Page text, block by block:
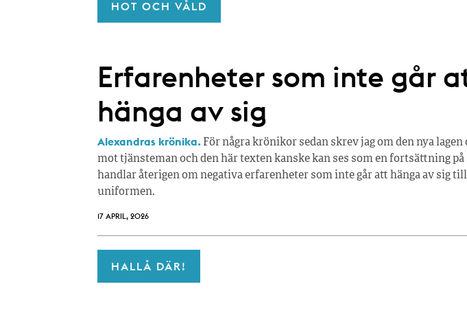
HOT OCH VÅLD
Erfarenheter som inte går
hänga av sig
Alexandras krönika. För några krönikor sedan skrev jag om den nya
mot tjänsteman och den här texten kanske kan ses som en fortsättning på
handlar återigen om negativa erfarenheter som inte går att hänga av sig
uniformen.
17 APRIL, 2026
HALLÅ DÄR!